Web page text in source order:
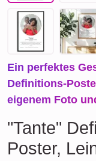
Ein perfektes
Definitions-
eigenem Foto
"Tante"
Poster,